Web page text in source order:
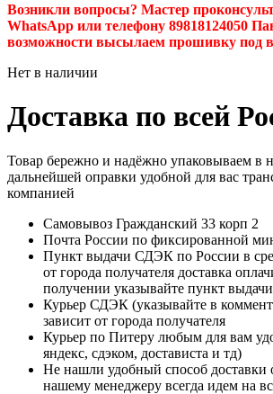
Возникли вопросы? Мастер
WhatsApp или телефону 89818124050
возможности высылаем прошивку под
Нет в наличии
Доставка по всей
Товар бережно и надёжно упаковываем в
дальнейшей оправки удобной для вас
компанией
Самовывоз Гражданский 33 корп 2
Почта России по фиксированной
Пункт выдачи СДЭК по России в
от города получателя доставка
получении указывайте пункт
Курьер СДЭК (указывайте в
зависит от города получателя
Курьер по Питеру любым для вам
яндекс, сдэком, достависта и тд)
Не нашли удобный способ доставки
нашему менеджеру всегда идем на